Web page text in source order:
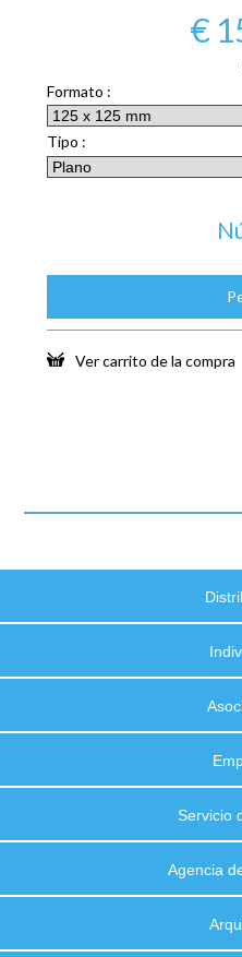
€
Formato :
Tipo :
Ver carrito de la compra
Servicio
Agencia